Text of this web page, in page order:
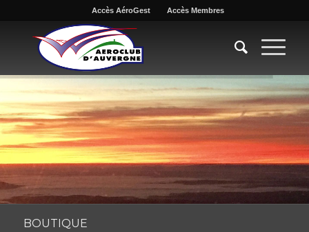
Accès AéroGest Accès Membres
BOUTIQUE